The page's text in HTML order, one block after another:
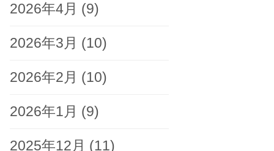
2026年4月 (9)
2026年3月 (10)
2026年2月 (10)
2026年1月 (9)
2025年12月 (11)